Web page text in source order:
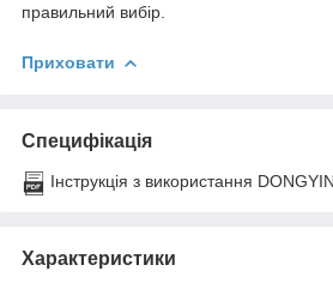
правильний вибір.
Приховати
Специфікація
Інструкція з використання
Характеристики